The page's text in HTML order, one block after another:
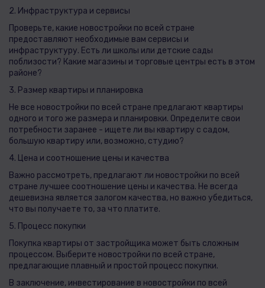
2. Инфраструктура и сервисы
Проверьте, какие новостройки по всей стране
предоставляют необходимые вам сервисы и
инфраструктуру. Есть ли школы или детские сады
поблизости? Какие магазины и торговые центры есть в этом
районе?
3. Размер квартиры и планировка
Не все новостройки по всей стране предлагают квартиры
одного и того же размера и планировки. Определите свои
потребности заранее - ищете ли вы квартиру с садом,
большую квартиру или, возможно, студию?
4. Цена и соотношение цены и качества
Важно рассмотреть, предлагают ли новостройки по всей
стране лучшее соотношение цены и качества. Не всегда
дешевизна является залогом качества, но важно убедиться,
что вы получаете то, за что платите.
5. Процесс покупки
Покупка квартиры от застройщика может быть сложным
процессом. Выберите новостройки по всей стране,
предлагающие плавный и простой процесс покупки.
В заключение, инвестирование в новостройки по всей